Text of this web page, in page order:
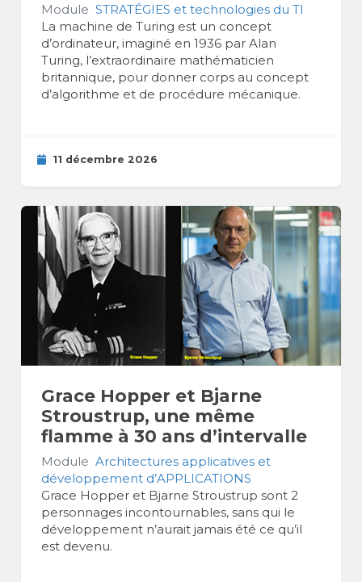
Module STRATÉGIES et technologies du TI
La machine de Turing est un concept
d’ordinateur, imaginé en 1936 par Alan
Turing, l’extraordinaire mathématicien
britannique, pour donner corps au concept
d’algorithme et de procédure mécanique.
11 décembre 2026
Grace Hopper et Bjarne
Stroustrup, une même
flamme à 30 ans d’intervalle
Module Architectures applicatives et
développement d’APPLICATIONS
Grace Hopper et Bjarne Stroustrup sont 2
personnages incontournables, sans qui le
développement n’aurait jamais été ce qu’il
est devenu.